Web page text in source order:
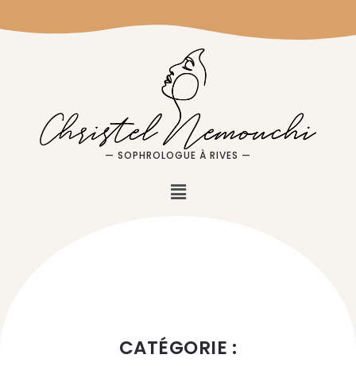
— SOPHROLOGUE À RIVES —
CATÉGORIE :